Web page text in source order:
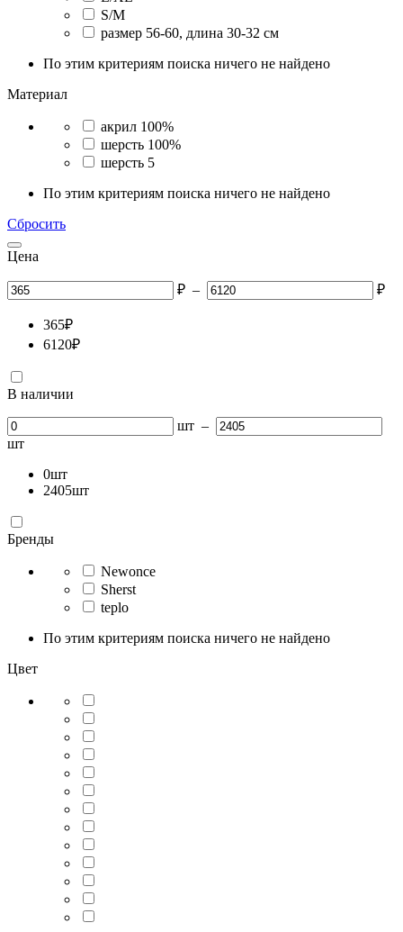
S/M
размер 56-60, длина 30-32 см
По этим критериям поиска ничего не найдено
Материал
акрил 100%
шерсть 100%
шерсть 5
По этим критериям поиска ничего не найдено
Сбросить
Цена
₽ – ₽
365₽
6120₽
В наличии
шт –
шт
0шт
2405шт
Бренды
Newonce
Sherst
teplo
По этим критериям поиска ничего не найдено
Цвет